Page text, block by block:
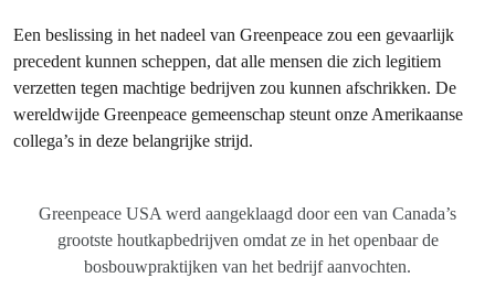
Een beslissing in het nadeel van Greenpeace zou een gevaarlijk
precedent kunnen scheppen, dat alle mensen die zich legitiem
verzetten tegen machtige bedrijven zou kunnen afschrikken. De
wereldwijde Greenpeace gemeenschap steunt onze Amerikaanse
collega’s in deze belangrijke strijd.
Greenpeace USA werd aangeklaagd door een van Canada’s
grootste houtkapbedrijven omdat ze in het openbaar de
bosbouwpraktijken van het bedrijf aanvochten.